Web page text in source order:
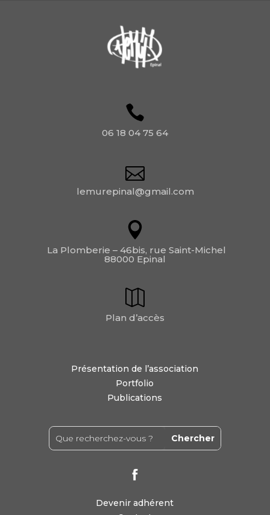
06 18 04 75 64
lemurepinal@gmail.com
La Plomberie – 46bis, rue Saint-Michel
88000 Epinal
Plan d’accès
Présentation de l’association
Portfolio
Publications
Devenir adhérent